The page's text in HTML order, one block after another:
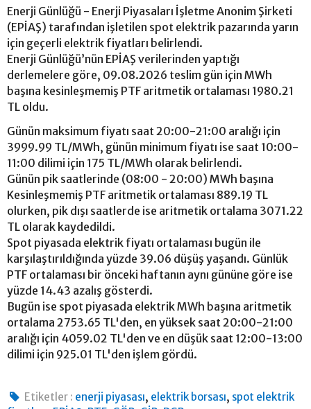
Enerji Günlüğü - Enerji Piyasaları İşletme Anonim Şirketi
(EPİAŞ) tarafından işletilen spot elektrik pazarında yarın
için geçerli elektrik fiyatları belirlendi.
Enerji Günlüğü’nün EPİAŞ verilerinden yaptığı
derlemelere göre, 09.08.2026 teslim gün için MWh
başına kesinleşmemiş PTF aritmetik ortalaması 1980.21
TL oldu.
Günün maksimum fiyatı saat 20:00-21:00 aralığı için
3999.99 TL/MWh, günün minimum fiyatı ise saat 10:00-
11:00 dilimi için 175 TL/MWh olarak belirlendi.
Günün pik saatlerinde (08:00 - 20:00) MWh başına
Kesinleşmemiş PTF aritmetik ortalaması 889.19 TL
olurken, pik dışı saatlerde ise aritmetik ortalama 3071.22
TL olarak kaydedildi.
Spot piyasada elektrik fiyatı ortalaması bugün ile
karşılaştırıldığında yüzde 39.06 düşüş yaşandı. Günlük
PTF ortalaması bir önceki haftanın aynı gününe göre ise
yüzde 14.43 azalış gösterdi.
Bugün ise spot piyasada elektrik MWh başına aritmetik
ortalama 2753.65 TL'den, en yüksek saat 20:00-21:00
aralığı için 4059.02 TL'den ve en düşük saat 12:00-13:00
dilimi için 925.01 TL'den işlem gördü.
Etiketler : enerji piyasası, elektrik borsası, spot elektrik